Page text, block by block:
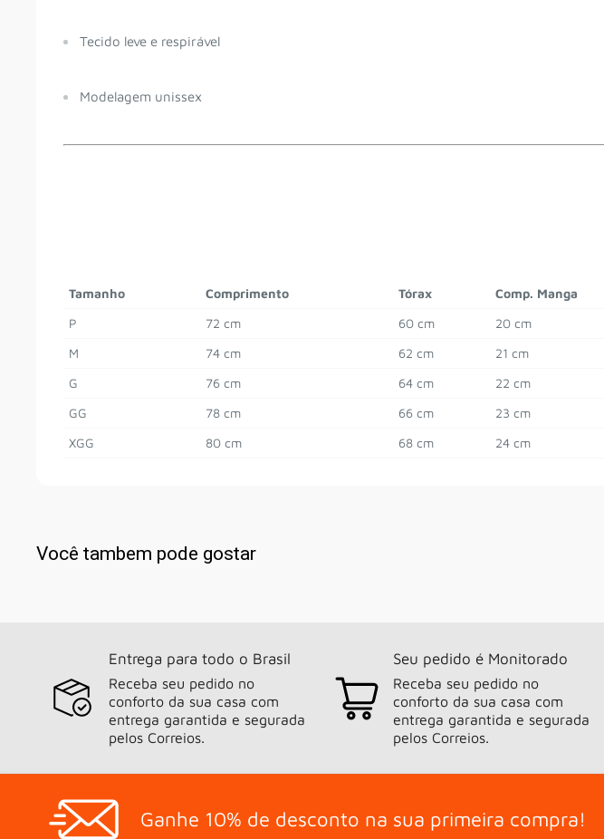
Tecido leve e respirável
Modelagem unissex
Tamanho Comprimento Tórax
Comp. Manga
P
72 cm 60 cm
20 cm
M
74 cm 62 cm
21 cm
G
76 cm 64 cm
22 cm
GG
78 cm 66 cm
23 cm
XGG
80 cm 68 cm 24 cm
Você tambem pode gostar
Entrega para todo o Brasil
Receba seu pedido no
conforto da sua casa com
entrega garantida e segurada
pelos Correios.
Seu pedido é Monitorado
Receba seu pedido no
conforto da sua casa com
entrega garantida e segurada
pelos Correios.
Ganhe 10% de desconto na sua primeira compra!